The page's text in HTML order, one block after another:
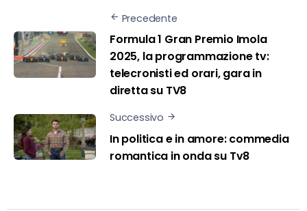
Precedente
Formula 1 Gran Premio Imola
2025, la programmazione tv:
telecronisti ed orari, gara in
diretta su TV8
Successivo
In politica e in amore: commedia
romantica in onda su Tv8